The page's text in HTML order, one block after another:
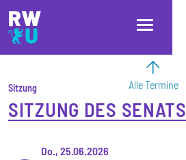
Direkt zum Inhalt
Direkt zur Hauptnavigation
Direkt zum Fußbereich
Alle Termine
Sitzung
SITZUNG DES SENATS
Do., 25.06.2026